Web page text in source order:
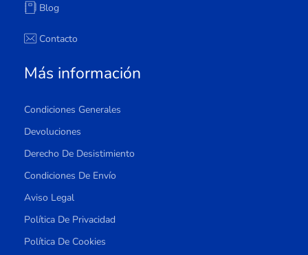
Blog
Contacto
Más información
Condiciones Generales
Devoluciones
Derecho De Desistimiento
Condiciones De Envío
Aviso Legal
Política De Privacidad
Política De Cookies